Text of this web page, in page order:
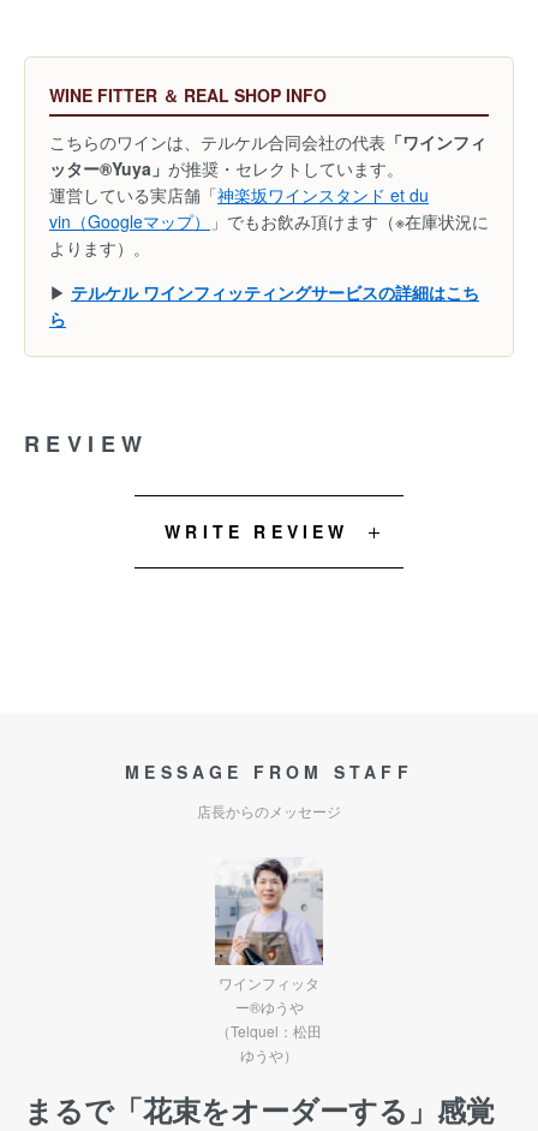
WINE FITTER ＆ REAL SHOP INFO
こちらのワインは、テルケル合同会社の代表 「ワインフィ
ッター®Yuya」 が推奨・セレクトしています。
運営している実店舗「神楽坂ワインスタンド et du
vin（Googleマップ）
」でもお飲み頂けます（※在庫状況に
よります）。
▶ テルケル ワインフィッティングサービスの詳細はこち
ら
REVIEW
WRITE REVIEW
MESSAGE FROM STAFF
店長からのメッセージ
ワインフィッタ
ー®ゆうや
（Telquel：松田
ゆうや）
まるで「花束をオーダーする」感覚